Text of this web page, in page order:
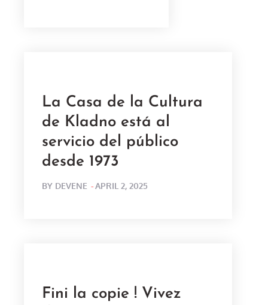
La Casa de la Cultura
de Kladno está al
servicio del público
desde 1973
BY DEVENE POSTED
APRIL 2, 2025
Fini la copie ! Vivez